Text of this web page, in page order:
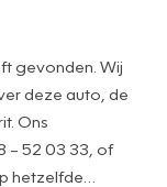
gevonden. Wij
deze auto, de
Ons
– 52 03 33, of
hetzelfde